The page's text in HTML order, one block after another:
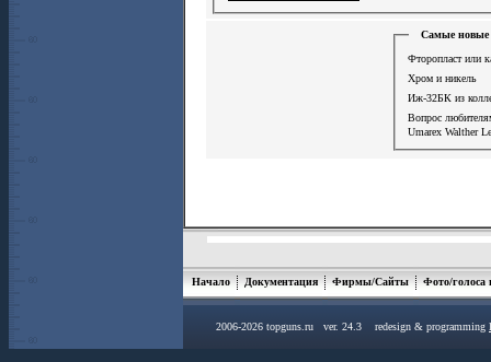
Самые новые
Фторопласт или
Хром и никель
Иж-32БК из
Вопрос
Umarex Walther
Начало Документация Фирмы/Сайты Фото/голоса
2006-2026 topguns.ru ver. 24.3 redesign & programming